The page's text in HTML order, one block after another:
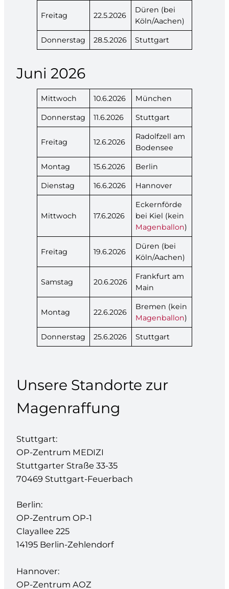
Freitag 22.5.2026
Düren (bei
Köln/Aachen)
Donnerstag 28.5.2026 Stuttgart
Juni 2026
Mittwoch 10.6.2026 München
Donnerstag 11.6.2026 Stuttgart
Freitag 12.6.2026
Radolfzell am
Bodensee
Montag 15.6.2026 Berlin
Dienstag 16.6.2026 Hannover
Mittwoch 17.6.2026
Eckernförde
bei Kiel (kein
Magenballon)
Freitag 19.6.2026
Düren (bei
Köln/Aachen)
Samstag 20.6.2026
Frankfurt am
Main
Montag 22.6.2026
Bremen (kein
Magenballon)
Donnerstag 25.6.2026 Stuttgart
Unsere Standorte zur
Magenraffung
Stuttgart:
OP-Zentrum MEDIZI
Stuttgarter Straße 33-35
70469 Stuttgart-Feuerbach
Berlin:
OP-Zentrum OP-1
Clayallee 225
14195 Berlin-Zehlendorf
Hannover:
OP-Zentrum AOZ